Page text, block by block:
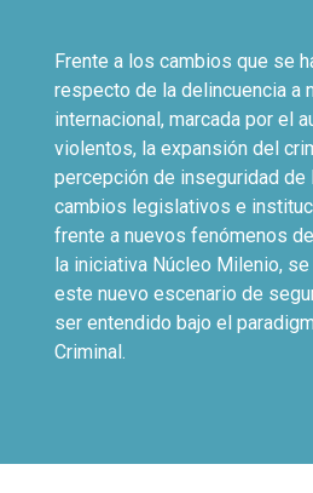
Frente a los cambios que se
respecto de la delincuencia a
internacional, marcada por el
violentos, la expansión del
percepción de inseguridad de
cambios legislativos e
frente a nuevos fenómenos
la iniciativa Núcleo Milenio,
este nuevo escenario de
ser entendido bajo el
Criminal.